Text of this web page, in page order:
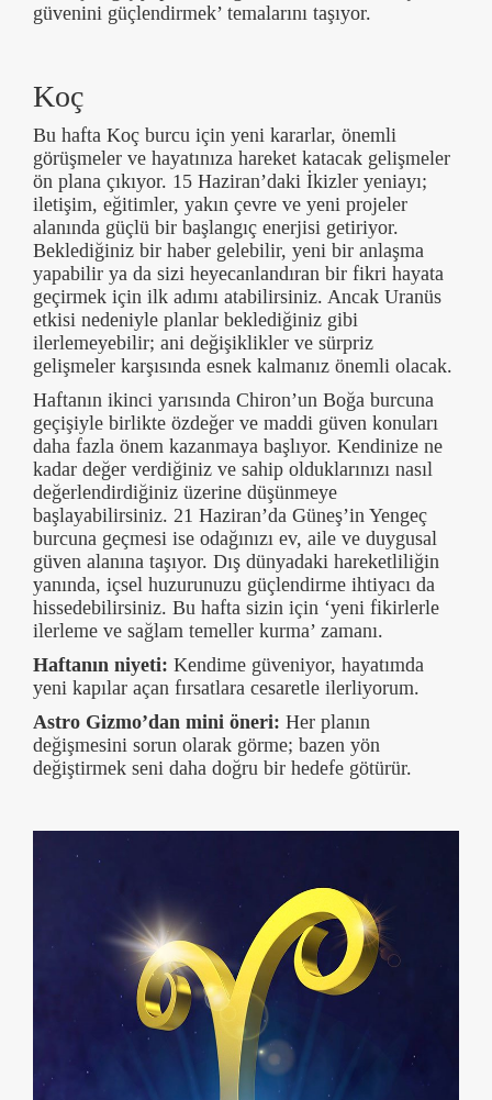
güvenini güçlendirmek’ temalarını taşıyor.
Koç
Bu hafta Koç burcu için yeni kararlar, önemli
görüşmeler ve hayatınıza hareket katacak gelişmeler
ön plana çıkıyor. 15 Haziran’daki İkizler yeniayı;
iletişim, eğitimler, yakın çevre ve yeni projeler
alanında güçlü bir başlangıç enerjisi getiriyor.
Beklediğiniz bir haber gelebilir, yeni bir anlaşma
yapabilir ya da sizi heyecanlandıran bir fikri hayata
geçirmek için ilk adımı atabilirsiniz. Ancak Uranüs
etkisi nedeniyle planlar beklediğiniz gibi
ilerlemeyebilir; ani değişiklikler ve sürpriz
gelişmeler karşısında esnek kalmanız önemli olacak.
Haftanın ikinci yarısında Chiron’un Boğa burcuna
geçişiyle birlikte özdeğer ve maddi güven konuları
daha fazla önem kazanmaya başlıyor. Kendinize ne
kadar değer verdiğiniz ve sahip olduklarınızı nasıl
değerlendirdiğiniz üzerine düşünmeye
başlayabilirsiniz. 21 Haziran’da Güneş’in Yengeç
burcuna geçmesi ise odağınızı ev, aile ve duygusal
güven alanına taşıyor. Dış dünyadaki hareketliliğin
yanında, içsel huzurunuzu güçlendirme ihtiyacı da
hissedebilirsiniz. Bu hafta sizin için ‘yeni fikirlerle
ilerleme ve sağlam temeller kurma’ zamanı.
Haftanın niyeti: Kendime güveniyor, hayatımda
yeni kapılar açan fırsatlara cesaretle ilerliyorum.
Astro Gizmo’dan mini öneri: Her planın
değişmesini sorun olarak görme; bazen yön
değiştirmek seni daha doğru bir hedefe götürür.